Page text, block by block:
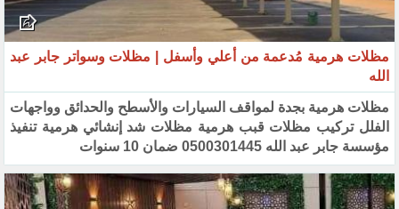
مظلات هرمية مُدعمة من أعلي وأسفل | مظلات وسواتر جابر عبد
الله
مظلات هرمية بجدة لمواقف السيارات والأسطح والحدائق وواجهات
الفلل تركيب مظلات قبب هرمية مظلات شد إنشائي ‏هرمية تنفيذ
مؤسسة جابر عبد الله 0500301445 ضمان 10 سنوات